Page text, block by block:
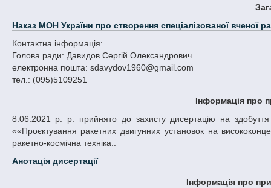
Наказ МОН України про створення спеціалізованої вченої
Контактна інформація:
Голова ради: Давидов Сергій Олександрович
електронна пошта: sdavydov1960@gmail.com
тел.: (095)5109251
Інформація про
8.06.2021 р. р. прийнято до захисту дисертацію на здобуття ступеня доктора філософії Андрієвського Михайла Віталійовича на тему:
««Проєктування ракетних двигунних установок на
ракетно-космічна техніка..
Анотація дисертації
Інформація про